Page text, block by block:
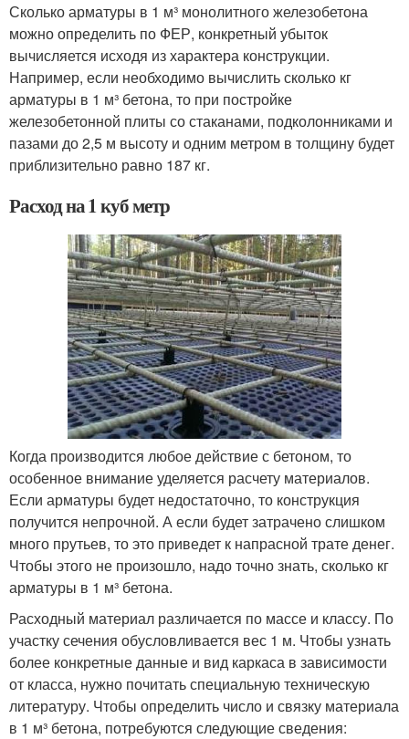
Сколько арматуры в 1 м³ монолитного железобетона
можно определить по ФЕР, конкретный убыток
вычисляется исходя из характера конструкции.
Например, если необходимо вычислить сколько кг
арматуры в 1 м³ бетона, то при постройке
железобетонной плиты со стаканами, подколонниками и
пазами до 2,5 м высоту и одним метром в толщину будет
приблизительно равно 187 кг.
Расход на 1 куб метр
Когда производится любое действие с бетоном, то
особенное внимание уделяется расчету материалов.
Если арматуры будет недостаточно, то конструкция
получится непрочной. А если будет затрачено слишком
много прутьев, то это приведет к напрасной трате денег.
Чтобы этого не произошло, надо точно знать, сколько кг
арматуры в 1 м³ бетона.
Расходный материал различается по массе и классу. По
участку сечения обусловливается вес 1 м. Чтобы узнать
более конкретные данные и вид каркаса в зависимости
от класса, нужно почитать специальную техническую
литературу. Чтобы определить число и связку материала
в 1 м³ бетона, потребуются следующие сведения: